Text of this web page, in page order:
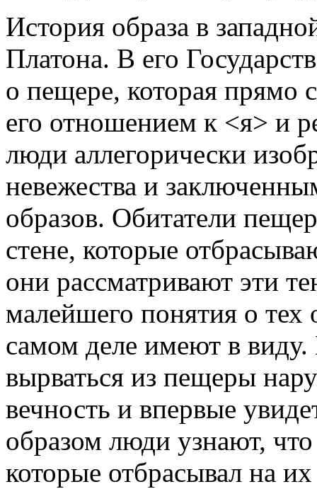
История образа в
Платона. В его
о пещере, которая прямо
его отношением к <я> и
люди аллегорически
невежества и
образов. Обитатели
стене, которые
они рассматривают эти
малейшего понятия о тех
самом деле имеют в виду.
вырваться из пещеры
вечность и впервые
образом люди узнают,
которые отбрасывал на